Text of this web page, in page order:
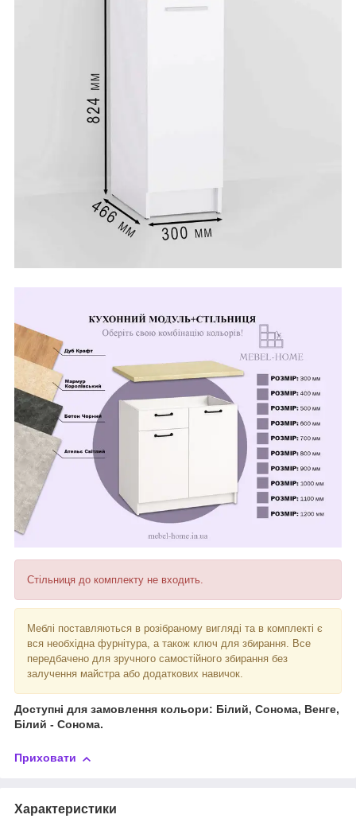
Стільниця до комплекту не входить.
Меблі поставляються в розібраному вигляді та в комплекті є
вся необхідна фурнітура, а також ключ для збирання. Все
передбачено для зручного самостійного збирання без
залучення майстра або додаткових навичок.
Доступні для замовлення кольори: Білий, Сонома, Венге,
Білий - Сонома.
Приховати
Характеристики